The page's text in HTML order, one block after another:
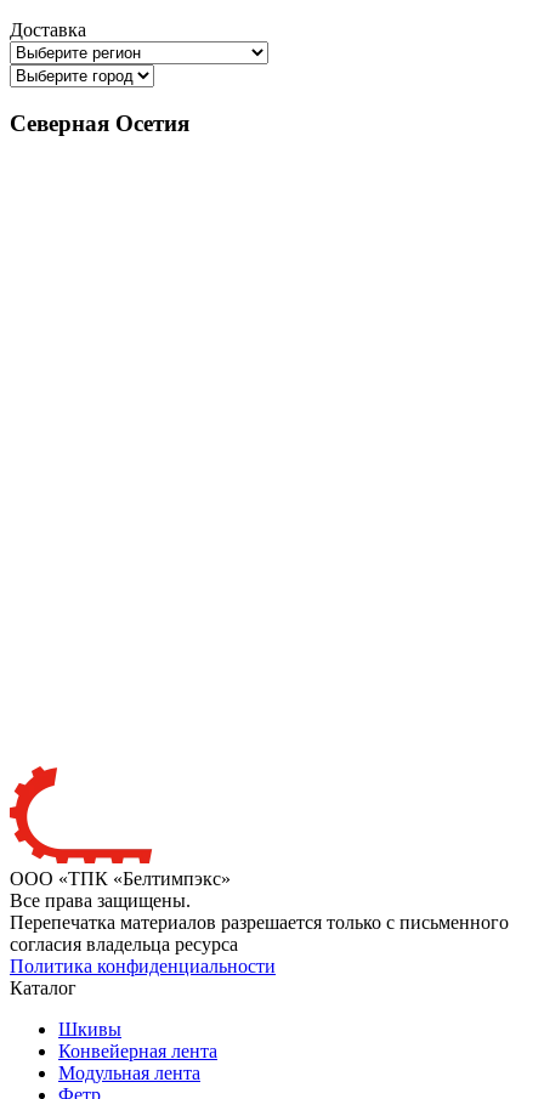
Доставка
Северная Осетия
ООО «ТПК «Белтимпэкс»
Все права защищены.
Перепечатка материалов разрешается только с письменного
согласия владельца ресурса
Политика конфиденциальности
Каталог
Шкивы
Конвейерная лента
Модульная лента